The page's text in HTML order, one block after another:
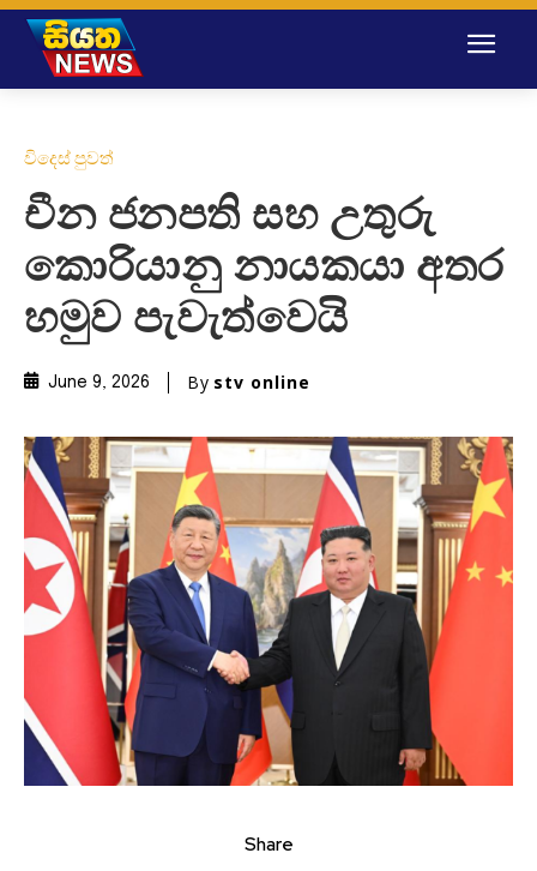
විදෙස් පුවත්
චීන ජනපති සහ උතුරු
කොරියානු නායකයා අතර
හමුව පැවැත්වෙයි
June 9, 2026 By stv online
Share